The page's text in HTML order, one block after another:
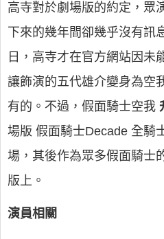
高寺對於劇場版的約定，眾
下來的幾年間卻幾乎沒有
日，高寺才在官方網站因未
讓飾演的五代雄介變身為空
有的。不過，假面騎士空我
場版 假面騎士Decade 全騎
場，其後作為眾多假面騎士
版上。
演員相關